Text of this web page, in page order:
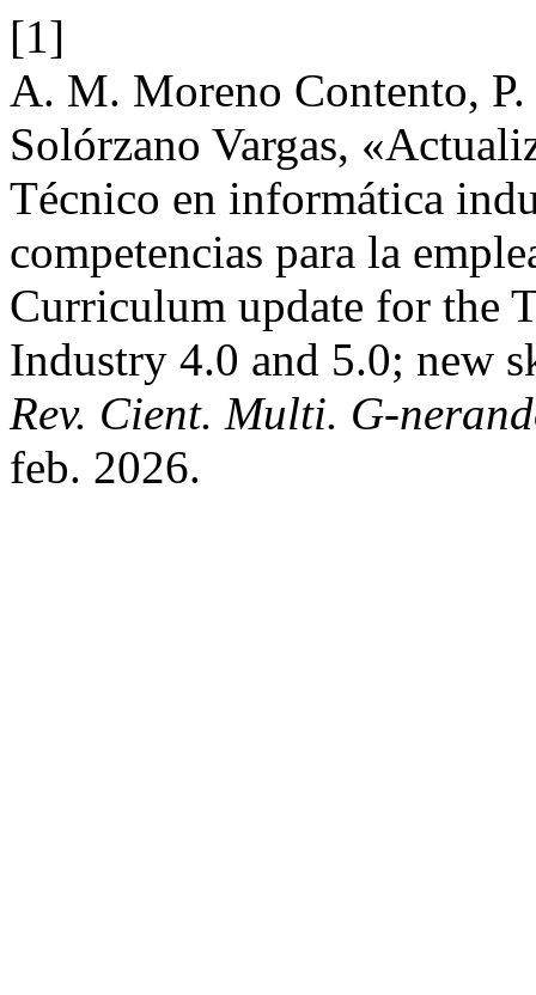
[1]
A. M. Moreno Contento,
Solórzano Vargas,
Técnico en informática
competencias para la
Curriculum update for the
Industry 4.0 and 5.0; new
Rev. Cient. Multi. G-
feb. 2026.